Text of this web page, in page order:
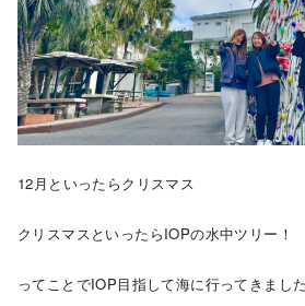
12月といったらクリスマス
クリスマスといったらIOPの水中ツリー！
ってことでIOP目指して海に行ってきまし